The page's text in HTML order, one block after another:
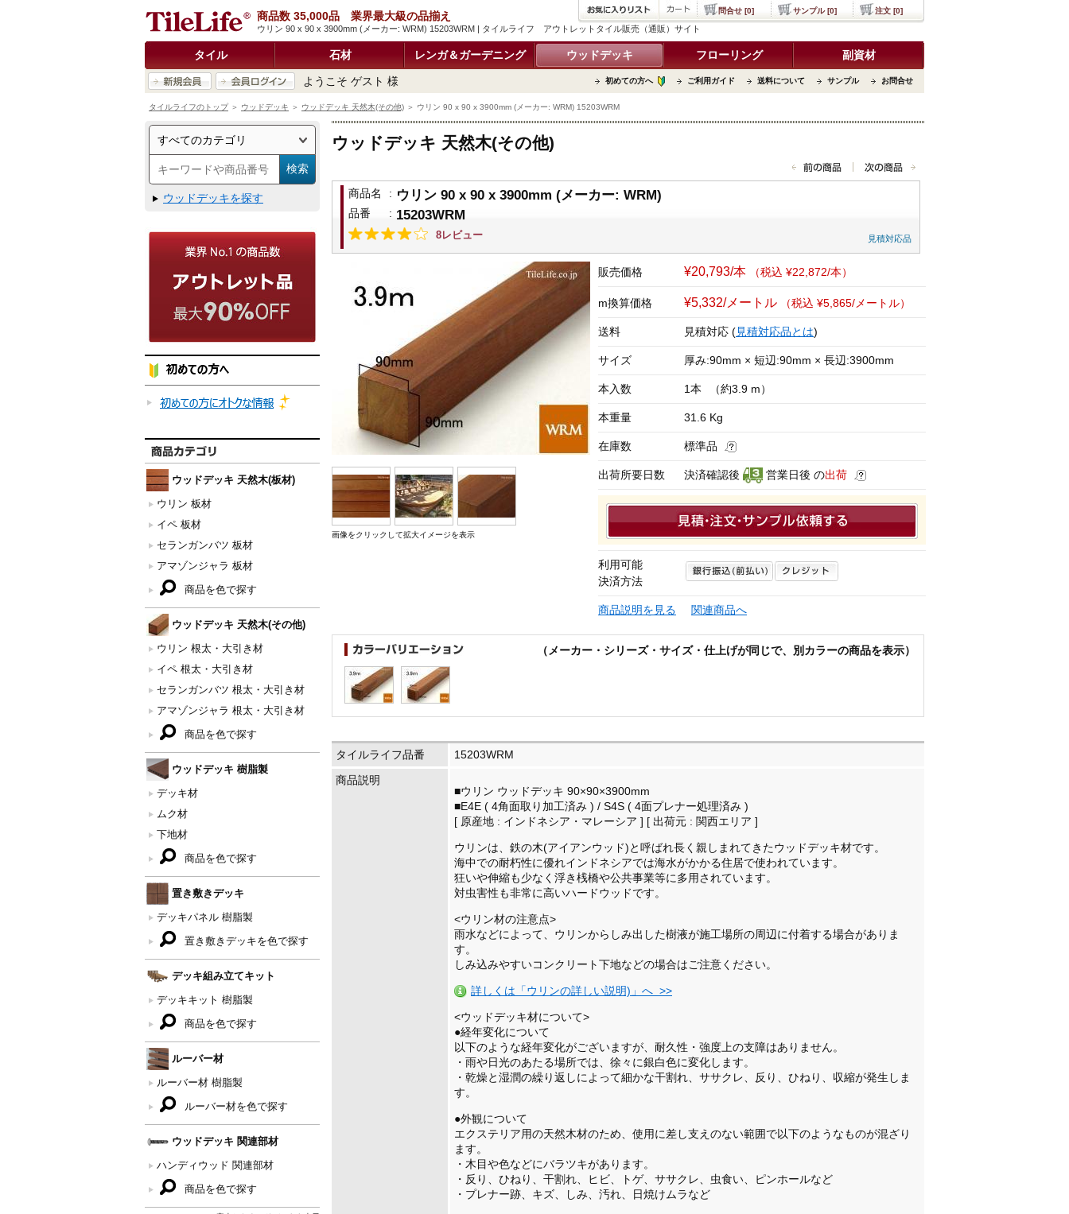
ウリン 90 x 90 x 3900mm (メーカー: WRM) 15203WRM | タイルライフ アウトレットタイル販売（通販）サイト
商品数 35,000品 業界最大級の品揃え
タイル 石材 レンガ＆ガーデニング ウッドデッキ フローリング 副資材
ようこそ ゲスト 様 初めての方へ ご利用ガイド 送料について サンプル お問合せ
問合せ [0] サンプル [0] 注文 [0]
タイルライフのトップ＞ ウッドデッキ ＞ ウッドデッキ 天然木(その他) ＞ ウリン 90 x 90 x 3900mm (メーカー: WRM) 15203WRM
ウッドデッキを探す
ウッドデッキ 天然木(板材)
ウリン 板材
イペ 板材
セランガンバツ 板材
アマゾンジャラ 板材
商品を色で探す
ウッドデッキ 天然木(その他)
ウリン 根太・大引き材
イペ 根太・大引き材
セランガンバツ 根太・大引き材
アマゾンジャラ 根太・大引き材
商品を色で探す
ウッドデッキ 樹脂製
デッキ材
ムク材
下地材
商品を色で探す
置き敷きデッキ
デッキパネル 樹脂製
置き敷きデッキを色で探す
デッキ組み立てキット
デッキキット 樹脂製
商品を色で探す
ルーバー材
ルーバー材 樹脂製
ルーバー材を色で探す
ウッドデッキ 関連部材
ハンディウッド 関連部材
商品を色で探す
ウッドデッキ 天然木(その他)
商品名 : ウリン 90 x 90 x 3900mm (メーカー: WRM)
品番 : 15203WRM
8レビュー 見積対応品
画像をクリックして拡大イメージを表示
販売価格 ¥20,793/本 （税込 ¥22,872/本）
m換算価格 ¥5,332/メートル （税込 ¥5,865/メートル）
送料 見積対応 (見積対応品とは)
サイズ 厚み:90mm × 短辺:90mm × 長辺:3900mm
本入数 1本 （約3.9 m）
本重量 31.6 Kg
在庫数 標準品
出荷所要日数 決済確認後 営業日後 の出荷
利用可能
決済方法
商品説明を見る 関連商品へ
（メーカー・シリーズ・サイズ・仕上げが同じで、別カラーの商品を表示）
タイルライフ品番
15203WRM
商品説明
■ウリン ウッドデッキ 90×90×3900mm
■E4E ( 4角面取り加工済み ) / S4S ( 4面プレナー処理済み )
[ 原産地 : インドネシア・マレーシア ] [ 出荷元 : 関西エリア ]
ウリンは、鉄の木(アイアンウッド)と呼ばれ長く親しまれてきたウッドデッキ材です。
海中での耐朽性に優れインドネシアでは海水がかかる住居で使われています。
狂いや伸縮も少なく浮き桟橋や公共事業等に多用されています。
対虫害性も非常に高いハードウッドです。
<ウリン材の注意点>
雨水などによって、ウリンからしみ出した樹液が施工場所の周辺に付着する場合がありま
す。
しみ込みやすいコンクリート下地などの場合はご注意ください。
詳しくは「ウリンの詳しい説明)」へ >>
<ウッドデッキ材について>
●経年変化について
以下のような経年変化がございますが、耐久性・強度上の支障はありません。
・雨や日光のあたる場所では、徐々に銀白色に変化します。
・乾燥と湿潤の繰り返しによって細かな干割れ、ササクレ、反り、ひねり、収縮が発生しま
す。
●外観について
エクステリア用の天然木材のため、使用に差し支えのない範囲で以下のようなものが混ざり
ます。
・木目や色などにバラツキがあります。
・反り、ひねり、干割れ、ヒビ、トゲ、ササクレ、虫食い、ピンホールなど
・プレナー跡、キズ、しみ、汚れ、日焼けムラなど